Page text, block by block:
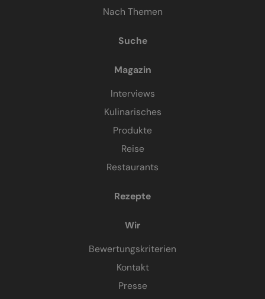
Nach Themen
Suche
Magazin
Interviews
Kulinarisches
Produkte
Reise
Restaurants
Rezepte
Wir
Bewertungskriterien
Kontakt
Presse